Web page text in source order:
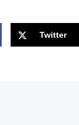
Twitter